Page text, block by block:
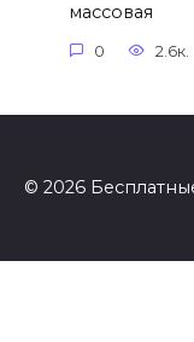
массовая
0 2.6к.
© 2026